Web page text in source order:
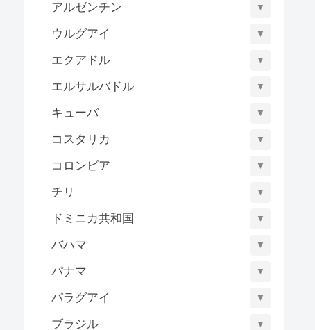
アルゼンチン ▼
ウルグアイ ▼
エクアドル ▼
エルサルバドル ▼
キューバ ▼
コスタリカ ▼
コロンビア ▼
チリ ▼
ドミニカ共和国 ▼
バハマ ▼
パナマ ▼
パラグアイ ▼
ブラジル ▼